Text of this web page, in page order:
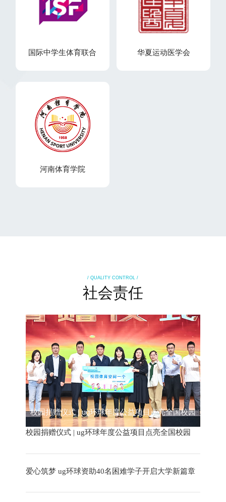
国际中学生体育联合 华夏运动医学会
河南体育学院
/ QUALITY CONTROL /
社会责任
校园捐赠仪式 | ug环球年度公益项目点亮全国校园
校园捐赠仪式 | ug环球年度公益项目点亮全国校园
爱心筑梦 ug环球资助40名困难学子开启大学新篇章